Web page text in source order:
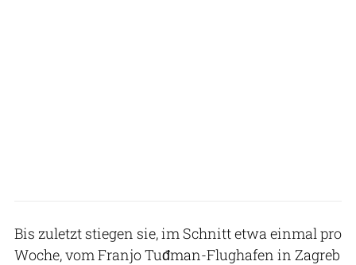
Bis zuletzt stiegen sie, im Schnitt etwa einmal pro
Woche, vom Franjo Tuđman-Flughafen in Zagreb